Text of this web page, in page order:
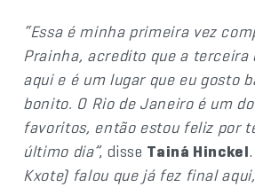
“Essa é minha primeira vez
Prainha, acredito que a terceira
aqui e é um lugar que eu gosto
bonito. O Rio de Janeiro é um
favoritos, então estou feliz por
último dia”, disse Tainá Hinckel.
Kxote) falou que já fez final